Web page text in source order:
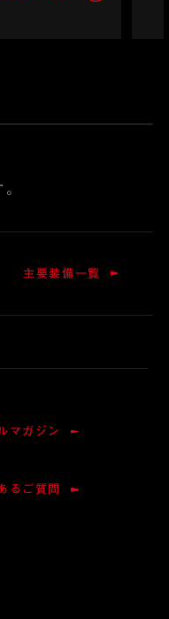
主要装備一覧
マガジン
るご質問